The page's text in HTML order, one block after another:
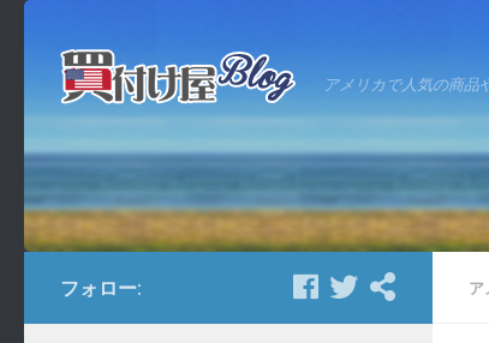
アメリカで人気の商品
ア
フォロー: